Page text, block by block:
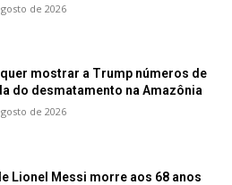
de 2026
quer mostrar a Trump números de
do desmatamento na Amazônia
de 2026
Lionel Messi morre aos 68 anos